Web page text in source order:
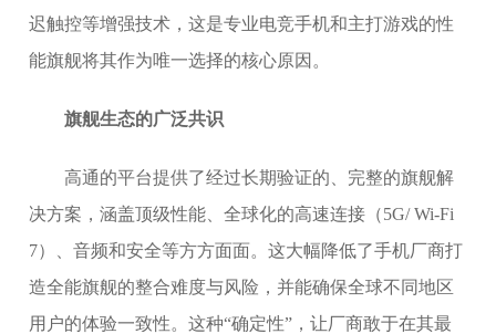
迟触控等增强技术，这是专业电竞手机和主打游戏的性
能旗舰将其作为唯一选择的核心原因。
旗舰生态的广泛共识
高通的平台提供了经过长期验证的、完整的旗舰解
决方案，涵盖顶级性能、全球化的高速连接（5G/ Wi-Fi
7）、音频和安全等方方面面。这大幅降低了手机厂商打
造全能旗舰的整合难度与风险，并能确保全球不同地区
用户的体验一致性。这种“确定性”，让厂商敢于在其最